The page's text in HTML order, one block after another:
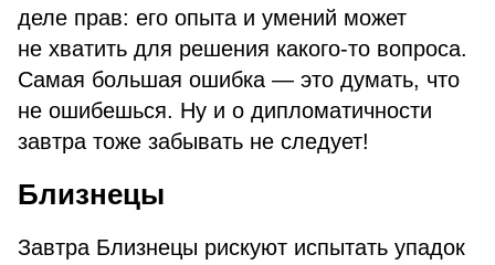
деле прав: его опыта и умений может
не хватить для решения какого-то вопроса.
Самая большая ошибка — это думать, что
не ошибешься. Ну и о дипломатичности
завтра тоже забывать не следует!
Близнецы
Завтра Близнецы рискуют испытать упадок